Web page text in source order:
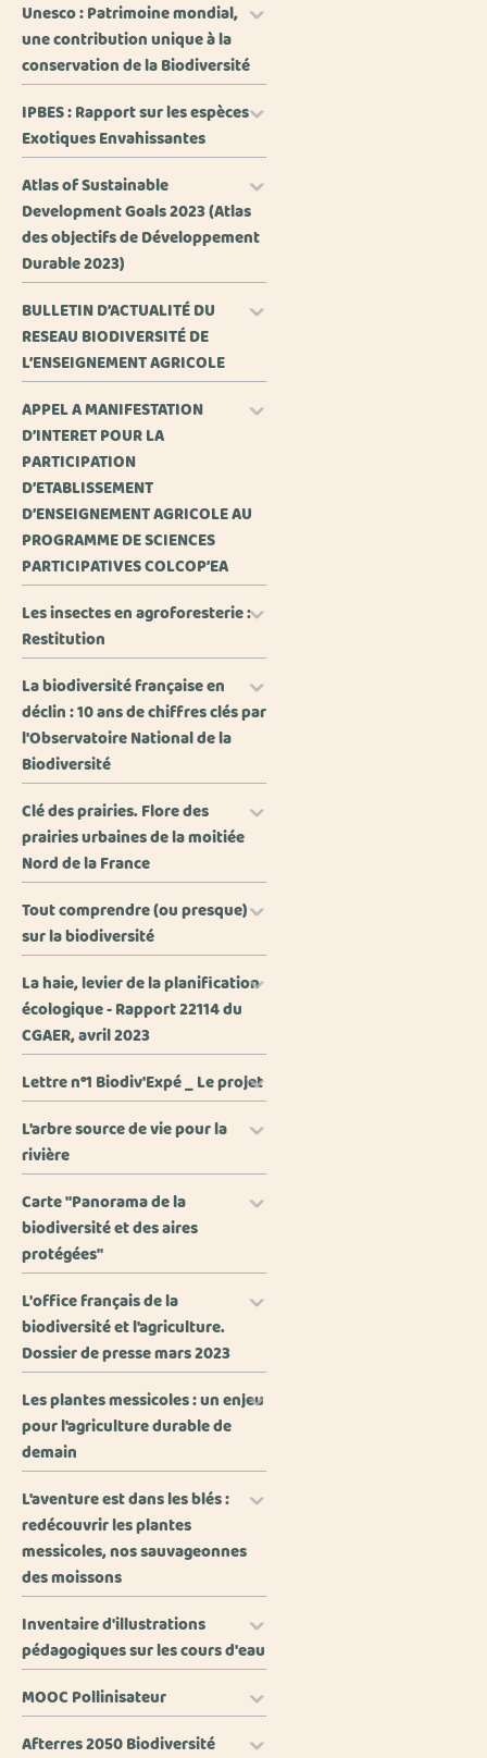
Unesco : Patrimoine mondial,
une contribution unique à la
conservation de la Biodiversité
IPBES : Rapport sur les espèces
Exotiques Envahissantes
Atlas of Sustainable
Development Goals 2023 (Atlas
des objectifs de Développement
Durable 2023)
BULLETIN D’ACTUALITÉ DU
RESEAU BIODIVERSITÉ DE
L’ENSEIGNEMENT AGRICOLE
APPEL A MANIFESTATION
D’INTERET POUR LA
PARTICIPATION
D’ETABLISSEMENT
D’ENSEIGNEMENT AGRICOLE AU
PROGRAMME DE SCIENCES
PARTICIPATIVES COLCOP’EA
Les insectes en agroforesterie :
Restitution
La biodiversité française en
déclin : 10 ans de chiffres clés par
l'Observatoire National de la
Biodiversité
Clé des prairies. Flore des
prairies urbaines de la moitiée
Nord de la France
Tout comprendre (ou presque)
sur la biodiversité
La haie, levier de la planification
écologique - Rapport 22114 du
CGAER, avril 2023
Lettre n°1 Biodiv'Expé _ Le projet
L'arbre source de vie pour la
rivière
Carte "Panorama de la
biodiversité et des aires
protégées"
L'office français de la
biodiversité et l'agriculture.
Dossier de presse mars 2023
Les plantes messicoles : un enjeu
pour l'agriculture durable de
demain
L'aventure est dans les blés :
redécouvrir les plantes
messicoles, nos sauvageonnes
des moissons
Inventaire d'illustrations
pédagogiques sur les cours d'eau
MOOC Pollinisateur
Afterres 2050 Biodiversité